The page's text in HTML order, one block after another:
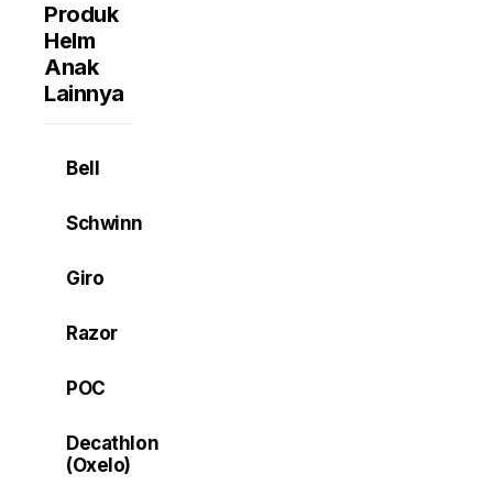
Produk
Helm
Anak
Lainnya
Bell
Schwinn
Giro
Razor
POC
Decathlon
(Oxelo)